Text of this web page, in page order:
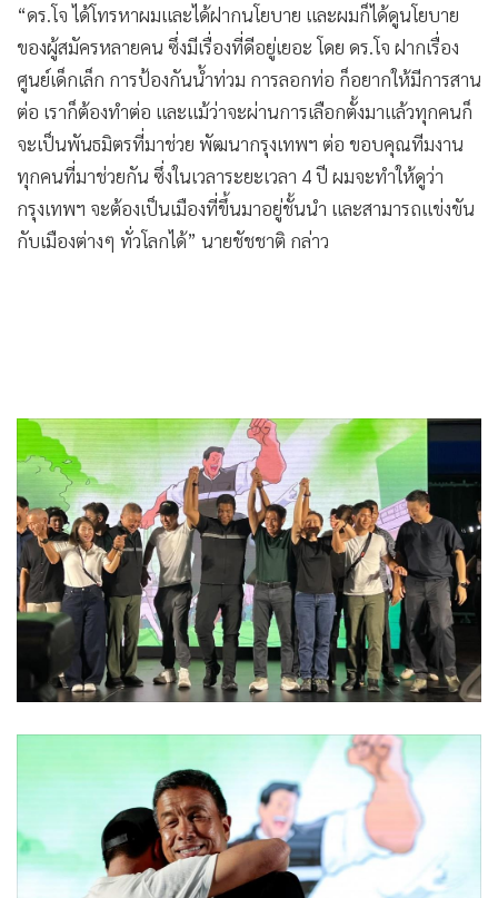
สิ่งที่ยากก่อนเพราะต้องใช้เวลานาน ส่วนสิ่งที่ประชาชนมีความ
กังวลในช่วงเลือกตั้งเรื่องปัญหาการ ทุจริตจะต้องสร้างความ
โปร่งใส ซึ่งจะต้องทำให้เข้มข้นต่อไป
“ดร.โจ ได้โทรหาผมและได้ฝากนโยบาย และผมก็ได้ดูนโยบาย
ของผู้สมัครหลายคน ซึ่งมีเรื่องที่ดีอยู่เยอะ โดย ดร.โจ ฝากเรื่อง
ศูนย์เด็กเล็ก การป้องกันน้ำท่วม การลอกท่อ ก็อยากให้มีการสาน
ต่อ เราก็ต้องทำต่อ และแม้ว่าจะผ่านการเลือกตั้งมาแล้วทุกคนก็